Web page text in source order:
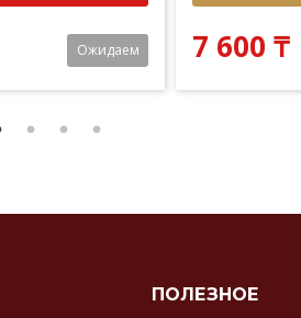
Ожидаем 7 600 ₸
ПОЛЕЗНОЕ